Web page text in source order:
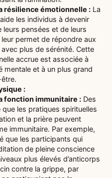
résilience émotionnelle : La
les individus à devenir
pensées et de leurs
permet de répondre aux
plus de sérénité. Cette
accrue est associée à
mentale et à un plus grand
:
fonction immunitaire : Des
les pratiques spirituelles
et la prière peuvent
immunitaire. Par exemple,
que les participants qui
de pleine conscience
plus élevés d’anticorps
contre la grippe, par